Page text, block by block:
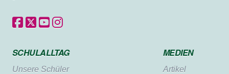
SCHULALLTAG
Unsere Schüler
MEDIEN
Artikel